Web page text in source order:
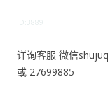
ID:3889
详询客服 微信
或 27699885